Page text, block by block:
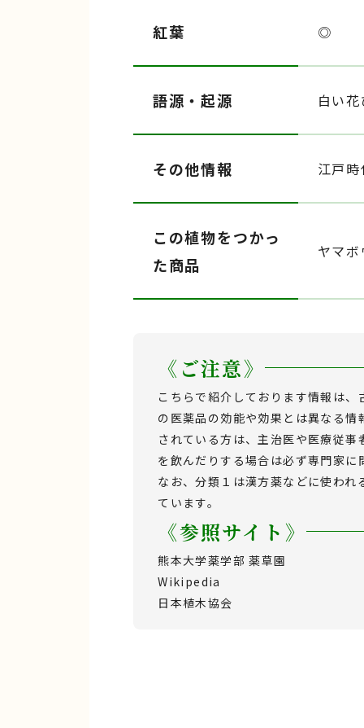
紅葉 ◎
語源・起源 白い
その他情報 江戸
この植物をつかっ
た商品
ヤマ
《ご注意》
こちらで紹介しております情報は
の医薬品の効能や効果とは異なる
されている方は、主治医や医療従
を飲んだりする場合は必ず専門家に
なお、分類１は漢方薬などに使わ
ています。
《参照サイト》
熊本大学薬学部 薬草園
Wikipedia
日本植木協会